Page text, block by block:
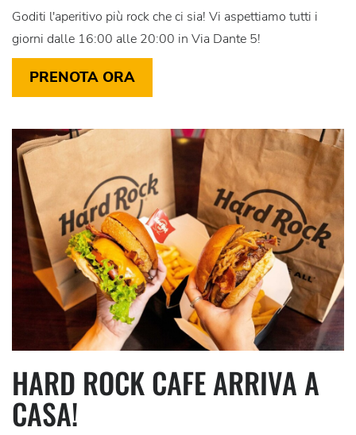
Goditi l'aperitivo più rock che ci sia! Vi aspettiamo tutti i
giorni dalle 16:00 alle 20:00 in Via Dante 5!
PRENOTA ORA
HARD ROCK CAFE ARRIVA A
CASA!